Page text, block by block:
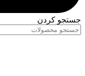
جستجو کردن